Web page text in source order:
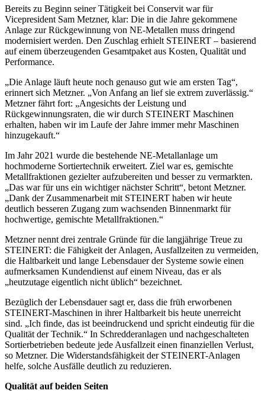
Bereits zu Beginn seiner Tätigkeit bei Conservit war für
Vicepresident Sam Metzner, klar: Die in die Jahre gekommene
Anlage zur Rückgewinnung von NE-Metallen muss dringend
modernisiert werden. Den Zuschlag erhielt STEINERT – basierend
auf einem überzeugenden Gesamtpaket aus Kosten, Qualität und
Performance.
„Die Anlage läuft heute noch genauso gut wie am ersten Tag“,
erinnert sich Metzner. „Von Anfang an lief sie extrem zuverlässig.“
Metzner fährt fort: „Angesichts der Leistung und
Rückgewinnungsraten, die wir durch STEINERT Maschinen
erhalten, haben wir im Laufe der Jahre immer mehr Maschinen
hinzugekauft.“
Im Jahr 2021 wurde die bestehende NE-Metallanlage um
hochmoderne Sortiertechnik erweitert. Ziel war es, gemischte
Metallfraktionen gezielter aufzubereiten und besser zu vermarkten.
„Das war für uns ein wichtiger nächster Schritt“, betont Metzner.
„Dank der Zusammenarbeit mit STEINERT haben wir heute
deutlich besseren Zugang zum wachsenden Binnenmarkt für
hochwertige, gemischte Metallfraktionen.“
Metzner nennt drei zentrale Gründe für die langjährige Treue zu
STEINERT: die Fähigkeit der Anlagen, Ausfallzeiten zu vermeiden,
die Haltbarkeit und lange Lebensdauer der Systeme sowie einen
aufmerksamen Kundendienst auf einem Niveau, das er als
„heutzutage eigentlich nicht üblich“ bezeichnet.
Bezüglich der Lebensdauer sagt er, dass die früh erworbenen
STEINERT-Maschinen in ihrer Haltbarkeit bis heute unerreicht
sind. „Ich finde, das ist beeindruckend und spricht eindeutig für die
Qualität der Technik.“ In Schredderanlagen und nachgeschalteten
Sortierbetrieben bedeute jede Ausfallzeit einen finanziellen Verlust,
so Metzner. Die Widerstandsfähigkeit der STEINERT-Anlagen
helfe, solche Ausfälle deutlich zu reduzieren.
Qualität auf beiden Seiten